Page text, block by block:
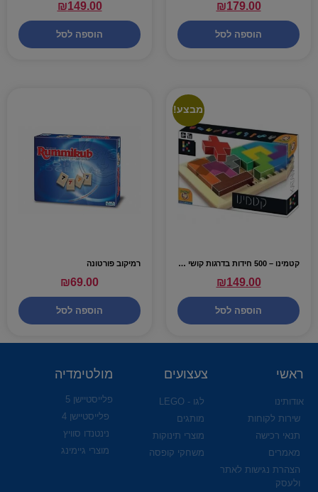
₪179.00
הוספה לסל
₪149.00
הוספה לסל
מבצע!
קטמינו – 500 חידות בדרגות קושי שונות
₪149.00
הוספה לסל
רמיקוב פורטונה
₪69.00
הוספה לסל
ראשי
אודותינו
שירות לקוחות
תנאי רכישה
מאמרים
הצהרת נגישות לאתר
ולעסק
צעצועים
לגו - LEGO
מותגים
מוצרי תינוקות
משחקי קופסה
מולטימדיה
פלייסטיישן 5
פלייסטיישן 4
נינטנדו סוויץ
מוצרי גיימינג